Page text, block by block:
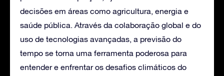
decisões em áreas como agricultura, energia e
saúde pública. Através da colaboração global e do
uso de tecnologias avançadas, a previsão do
tempo se torna uma ferramenta poderosa para
entender e enfrentar os desafios climáticos do